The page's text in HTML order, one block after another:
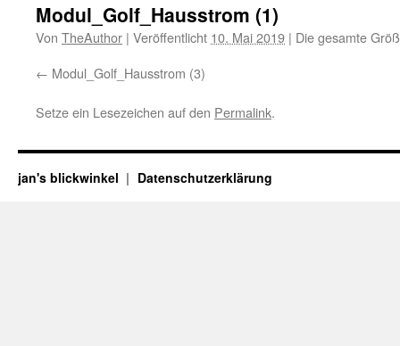
Modul_Golf_Hausstrom (1)
Von TheAuthor | Veröffentlicht 10. Mai 2019 | Die gesamte
Modul_Golf_Hausstrom (3)
Setze ein Lesezeichen auf den Permalink.
jan's blickwinkel Datenschutzerklärung